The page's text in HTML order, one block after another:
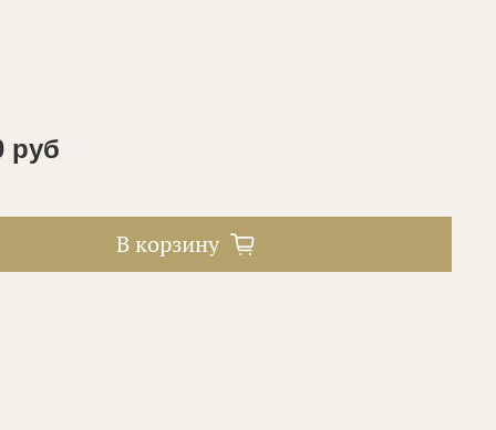
руб
В корзину